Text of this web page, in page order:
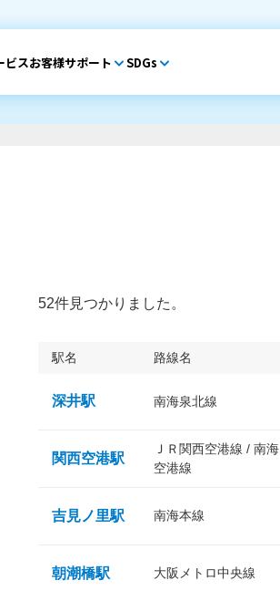
ビスお客様サポート SDGs
52件見つかりました。
駅名 路線名
深井駅 南海泉北線
関西空港駅
ＪＲ関西空港線 / 南海
空港線
吉見ノ里駅 南海本線
朝潮橋駅 大阪メトロ中央線